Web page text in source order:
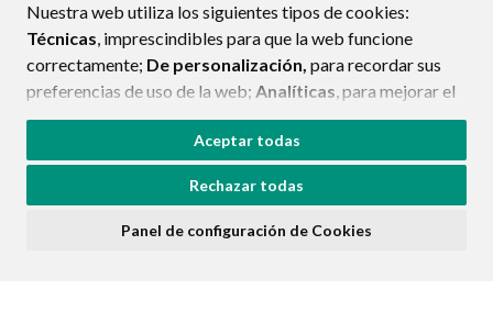
Nuestra web utiliza los siguientes tipos de cookies:
Técnicas, imprescindibles para que la web funcione
correctamente; De personalización, para recordar sus
preferencias de uso de la web; Analíticas, para mejorar el
funcionamiento de la web y sus servicios.
Si acepta pulsando el botón“Aceptar todas”
consideramos que acepta su uso. Si pulsa el botón
ninguna acción, se guardarán las cookies técnicas
Aceptar todas
Rechazar todas
Panel de configuración de Cookies